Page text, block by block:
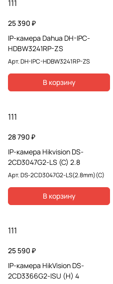
111
25 390 ₽
IP-камера Dahua DH-IPC-
HDBW3241RP-ZS
Арт.DH-IPC-HDBW3241RP-ZS
В корзину
111
28 790 ₽
IP-камера Hikvision DS-
2CD3047G2-LS (C) 2.8
Арт.DS-2CD3047G2-LS(2.8mm)(C)
В корзину
111
25 590 ₽
IP-камера HikVision DS-
2CD3366G2-ISU (H) 4